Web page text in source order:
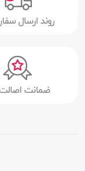
روند ارسال
ضمانت اصالت